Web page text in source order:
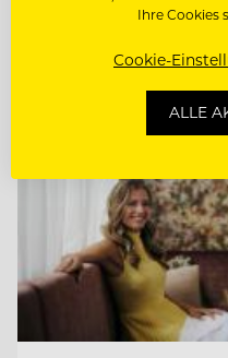
Ihre Cookies
Cookie-
ALLE